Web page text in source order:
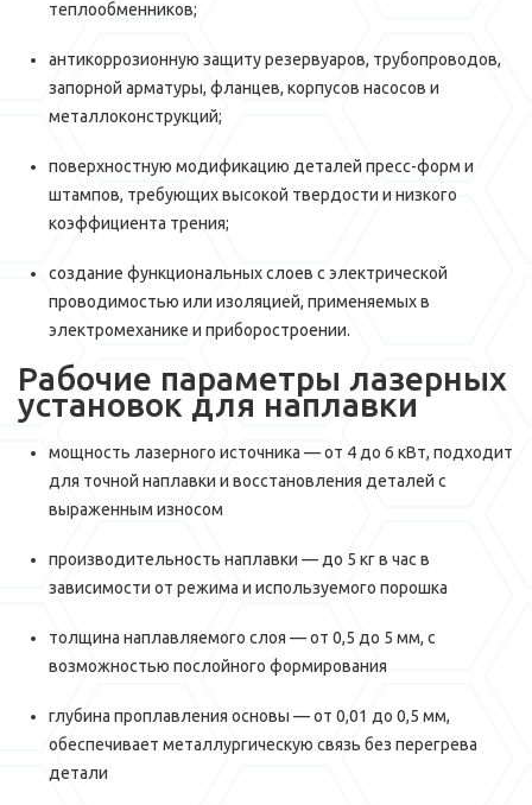
теплообменников;
антикоррозионную защиту резервуаров, трубопроводов,
запорной арматуры, фланцев, корпусов насосов и
металлоконструкций;
поверхностную модификацию деталей пресс-форм и
штампов, требующих высокой твердости и низкого
коэффициента трения;
создание функциональных слоев с электрической
проводимостью или изоляцией, применяемых в
электромеханике и приборостроении.
Рабочие параметры лазерных
установок для наплавки
мощность лазерного источника — от 4 до 6 кВт, подходит
для точной наплавки и восстановления деталей с
выраженным износом
производительность наплавки — до 5 кг в час в
зависимости от режима и используемого порошка
толщина наплавляемого слоя — от 0,5 до 5 мм, с
возможностью послойного формирования
глубина проплавления основы — от 0,01 до 0,5 мм,
обеспечивает металлургическую связь без перегрева
детали